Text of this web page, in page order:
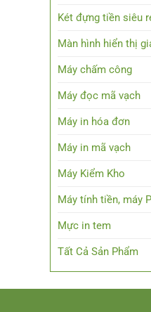
Két đựng tiền siêu
Màn hình hiển thị
Máy chấm công
Máy đọc mã vạch
Máy in hóa đơn
Máy in mã vạch
Máy Kiểm Kho
Máy tính tiền, máy
Mực in tem
Tất Cả Sản Phẩm